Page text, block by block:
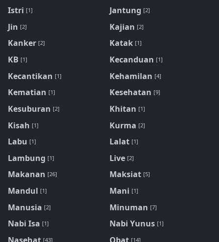
Istri [1] Jantung [2]
Jin [2] Kajian [2]
Kanker [2] Katak [1]
KB [1] Kecanduan [1]
Kecantikan [1] Kehamilan [4]
Kematian [1] Kesehatan [9]
Kesuburan [2] Khitan [1]
Kisah [1] Kurma [2]
Labu [1] Lalat [1]
Lambung [1] Live [2]
Makanan [26] Maksiat [5]
Mandul [1] Mani [1]
Manusia [2] Minuman [7]
Nabi Isa [1] Nabi Yunus [1]
Nasehat [43] Obat [14]